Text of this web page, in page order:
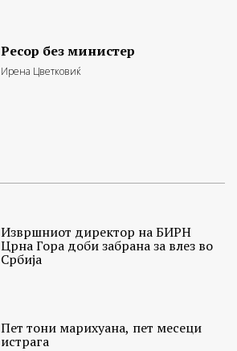
Ресор без министер
Ирена Цветковиќ
Извршниот директор на БИРН
Црна Гора доби забрана за влез во
Србија
Пет тони марихуана, пет месеци
истрага